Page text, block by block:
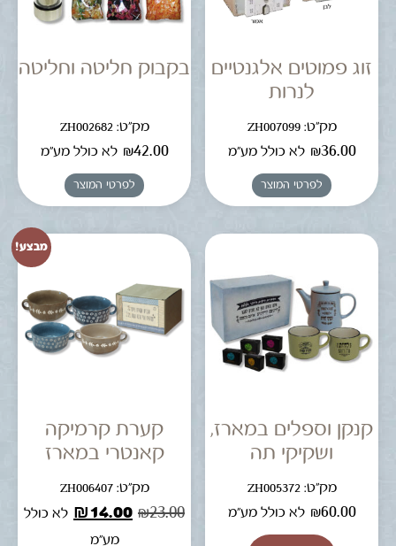
זוג פמוטים אלגנטיים
לנרות
מק"ט: ZH007099
₪36.00 לא כולל מע"מ
לפרטי המוצר
בקבוק חליטה וחליטה
מק"ט: ZH002682
₪42.00 לא כולל מע"מ
לפרטי המוצר
קנקן וספלים במארז,
ושקיקי תה
מק"ט: ZH005372
₪60.00 לא כולל מע"מ
מבצע!
קערת קרמיקה
קאנטרי במארז
מק"ט: ZH006407
₪23.00
₪14.00
לא כולל
מע"מ